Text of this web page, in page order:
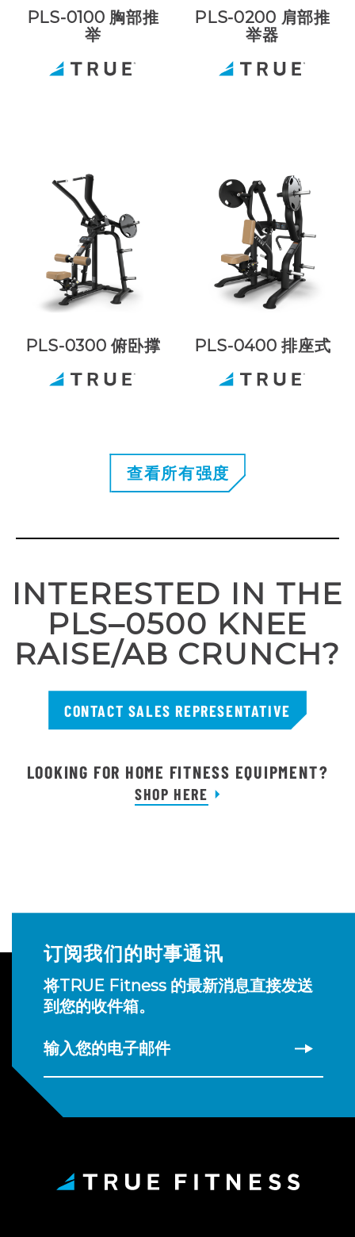
PLS-0100 胸部推
举
PLS-0200 肩部推
举器
PLS-0300 俯卧撑 PLS-0400 排座式
查看所有强度
INTERESTED IN THE
PLS–0500 KNEE
RAISE/AB CRUNCH?
CONTACT SALES REPRESENTATIVE
LOOKING FOR HOME FITNESS EQUIPMENT?
SHOP HERE
订阅我们的时事通讯
将TRUE Fitness 的最新消息直接发送
到您的收件箱。
输入您的电子邮件